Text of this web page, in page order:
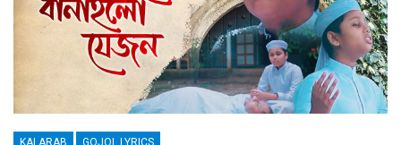
KALARAB GOJOL LYRICS